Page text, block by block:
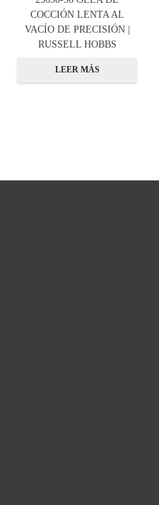
COCCIÓN LENTA AL
VACÍO DE PRECISIÓN |
RUSSELL HOBBS
LEER MÁS